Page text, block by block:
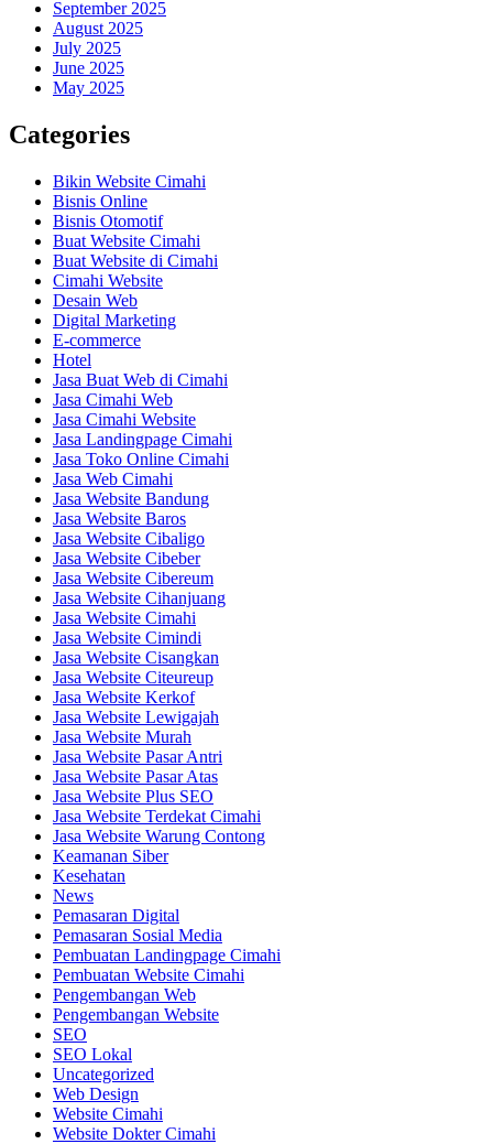
September 2025
August 2025
July 2025
June 2025
May 2025
Categories
Bikin Website Cimahi
Bisnis Online
Bisnis Otomotif
Buat Website Cimahi
Buat Website di Cimahi
Cimahi Website
Desain Web
Digital Marketing
E-commerce
Hotel
Jasa Buat Web di Cimahi
Jasa Cimahi Web
Jasa Cimahi Website
Jasa Landingpage Cimahi
Jasa Toko Online Cimahi
Jasa Web Cimahi
Jasa Website Bandung
Jasa Website Baros
Jasa Website Cibaligo
Jasa Website Cibeber
Jasa Website Cibereum
Jasa Website Cihanjuang
Jasa Website Cimahi
Jasa Website Cimindi
Jasa Website Cisangkan
Jasa Website Citeureup
Jasa Website Kerkof
Jasa Website Lewigajah
Jasa Website Murah
Jasa Website Pasar Antri
Jasa Website Pasar Atas
Jasa Website Plus SEO
Jasa Website Terdekat Cimahi
Jasa Website Warung Contong
Keamanan Siber
Kesehatan
News
Pemasaran Digital
Pemasaran Sosial Media
Pembuatan Landingpage Cimahi
Pembuatan Website Cimahi
Pengembangan Web
Pengembangan Website
SEO
SEO Lokal
Uncategorized
Web Design
Website Cimahi
Website Dokter Cimahi